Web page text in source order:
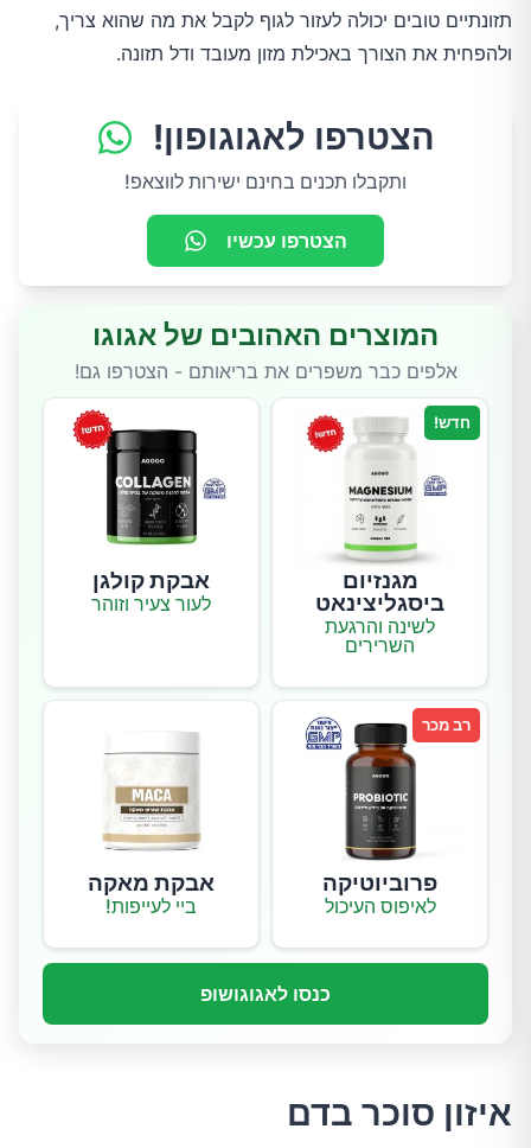
תזונתיים טובים יכולה לעזור לגוף לקבל את מה שהוא צריך,
ולהפחית את הצורך באכילת מזון מעובד ודל תזונה.
הצטרפו לאגוגופון!
ותקבלו תכנים בחינם ישירות לווצאפ!
הצטרפו עכשיו
המוצרים האהובים של אגוגו
אלפים כבר משפרים את בריאותם - הצטרפו גם!
חדש!
מגנזיום
ביסגליצינאט
לשינה והרגעת
השרירים
אבקת קולגן
לעור צעיר וזוהר
רב מכר
פרוביוטיקה
לאיפוס העיכול
אבקת מאקה
ביי לעייפות!
כנסו לאגוגושופ
איזון סוכר בדם